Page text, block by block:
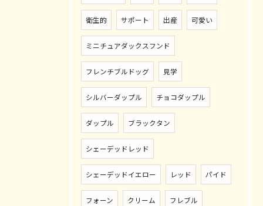
衛生的 サポート 出産 可愛い
ミニチュアダックスフンド
フレンチブルドッグ 見学
シルバーダップル チョコダップル
ダップル ブラックタン
シェーデッドレッド
シェーデッドイエロー レッド パイド
フォーン クリーム フレブル